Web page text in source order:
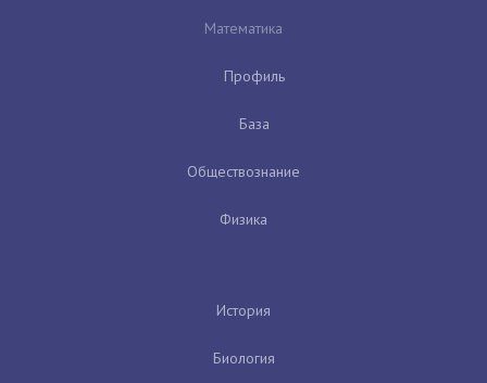
Математика
Профиль
База
Обществознание
Физика
История
Биология